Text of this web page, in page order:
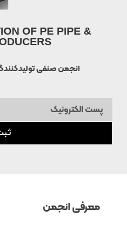
OF PE PIPE &
انجمن صنفی
معرفی انجمن